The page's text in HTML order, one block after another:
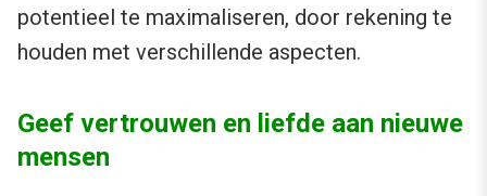
potentieel te maximaliseren, door rekening te
houden met verschillende aspecten.
Geef vertrouwen en liefde aan nieuwe
mensen